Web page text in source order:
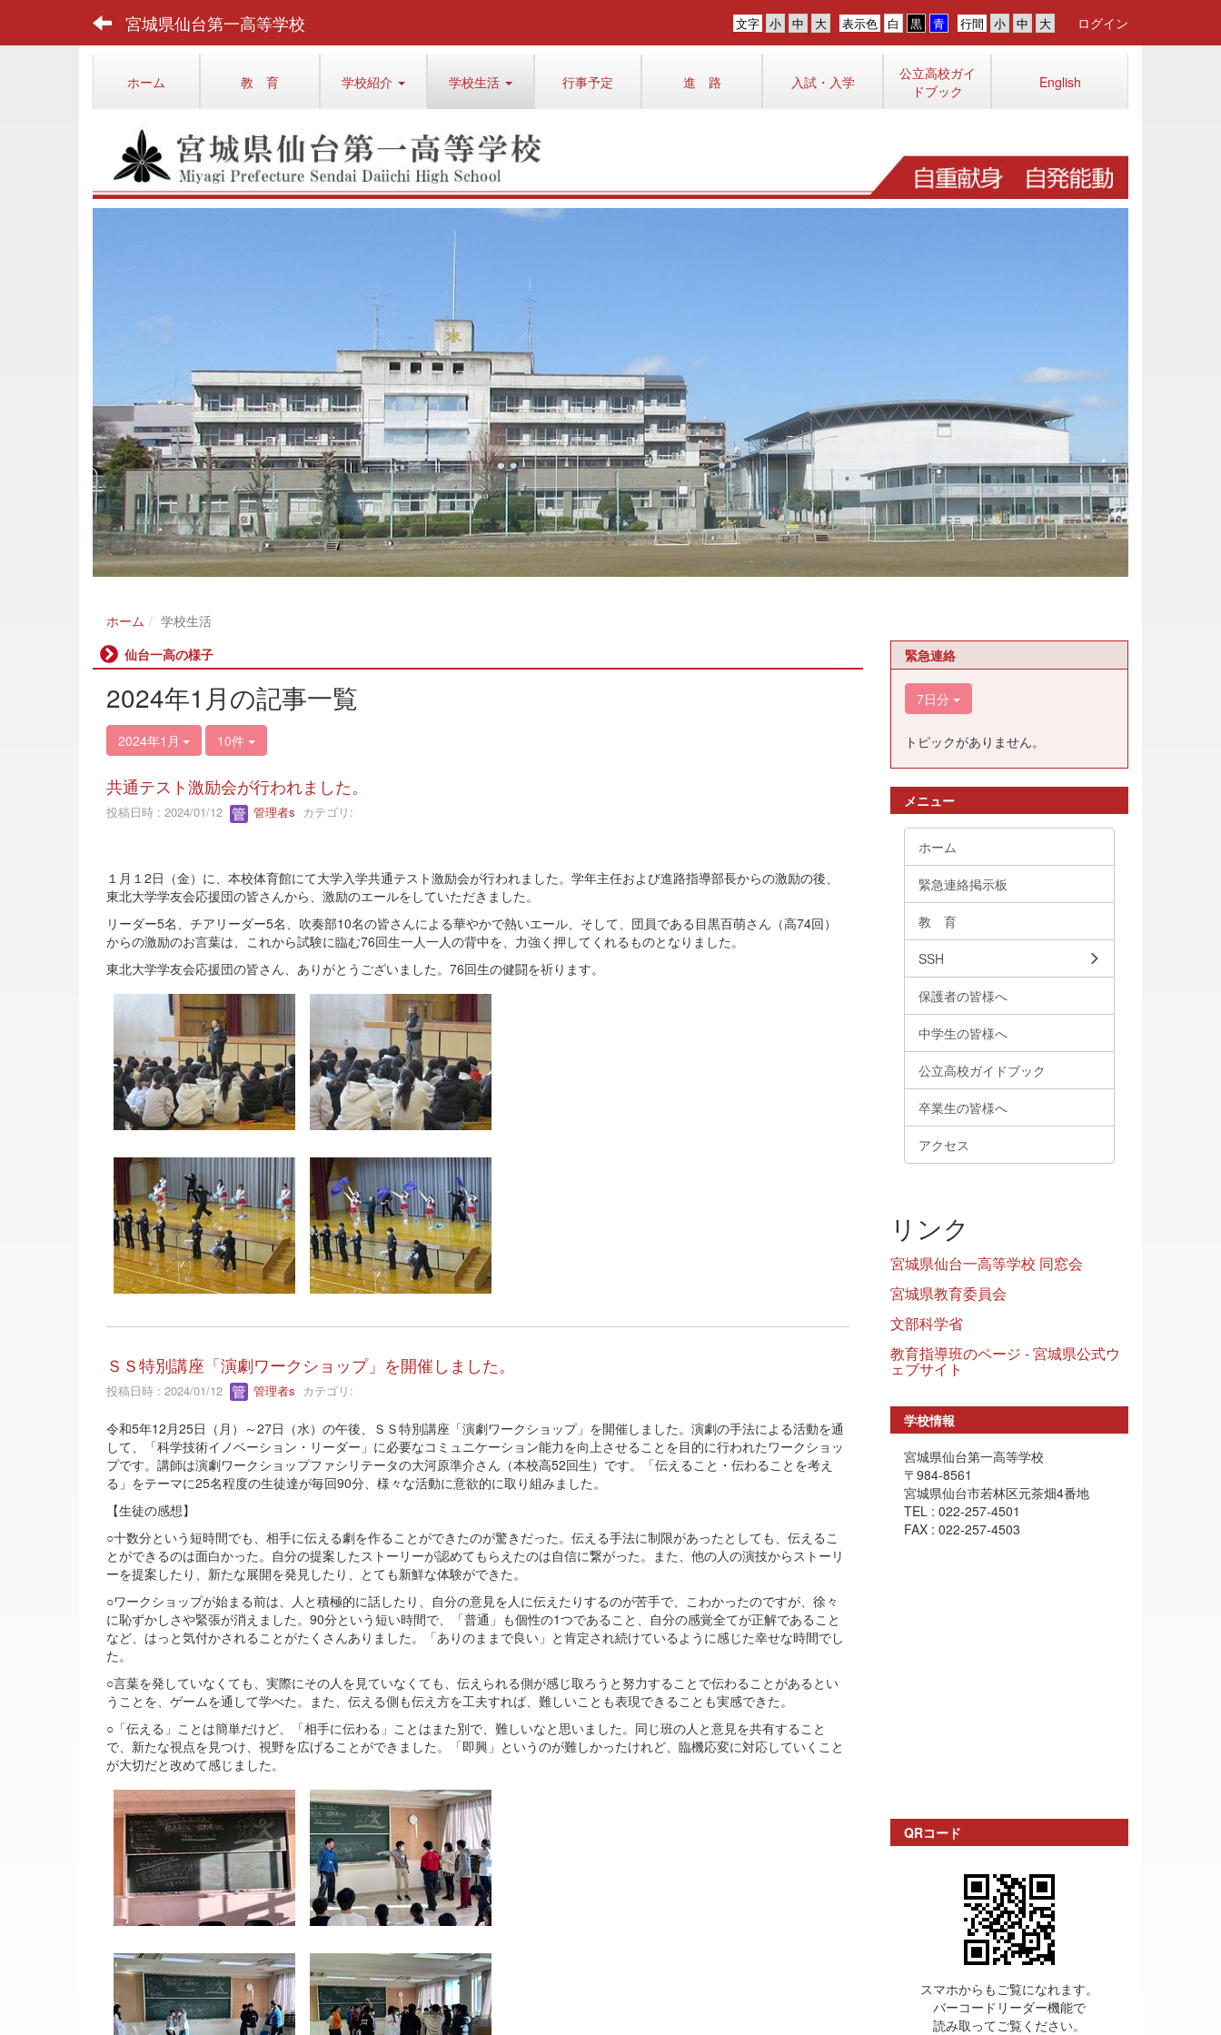
宮城県仙台第一高等学校 行間
表示色
文字 ログイン
ホーム 教 育 学校紹介 学校生活 行事予定 進 路 入試・入学
公立高校ガイ
ドブック
English
ホーム
学校生活
仙台一高の様子
2024年1月の記事一覧
2024年1月 10件
共通テスト激励会が行われました。
投稿日時 : 2024/01/12 管理者s カテゴリ:
１月１2日（金）に、本校体育館にて大学入学共通テスト激励会が行われました。学年主任および進路指導部長からの激励の後、
東北大学学友会応援団の皆さんから、激励のエールをしていただきました。
リーダー5名、チアリーダー5名、吹奏部10名の皆さんによる華やかで熱いエール、そして、団員である目黒百萌さん（高74回）
からの激励のお言葉は、これから試験に臨む76回生一人一人の背中を、力強く押してくれるものとなりました。
東北大学学友会応援団の皆さん、ありがとうございました。76回生の健闘を祈ります。
ＳＳ特別講座「演劇ワークショップ」を開催しました。
投稿日時 : 2024/01/12 管理者s カテゴリ:
令和5年12月25日（月）～27日（水）の午後、ＳＳ特別講座「演劇ワークショップ」を開催しました。演劇の手法による活動を通
して、「科学技術イノベーション・リーダー」に必要なコミュニケーション能力を向上させることを目的に行われたワークショッ
プです。講師は演劇ワークショップファシリテータの大河原準介さん（本校高52回生）です。「伝えること・伝わることを考え
る」をテーマに25名程度の生徒達が毎回90分、様々な活動に意欲的に取り組みました。
【生徒の感想】
○十数分という短時間でも、相手に伝える劇を作ることができたのが驚きだった。伝える手法に制限があったとしても、伝えるこ
とができるのは面白かった。自分の提案したストーリーが認めてもらえたのは自信に繋がった。また、他の人の演技からストーリ
ーを提案したり、新たな展開を発見したり、とても新鮮な体験ができた。
○ワークショップが始まる前は、人と積極的に話したり、自分の意見を人に伝えたりするのが苦手で、こわかったのですが、徐々
に恥ずかしさや緊張が消えました。90分という短い時間で、「普通」も個性の1つであること、自分の感覚全てが正解であること
など、はっと気付かされることがたくさんありました。「ありのままで良い」と肯定され続けているように感じた幸せな時間でし
た。
○言葉を発していなくても、実際にその人を見ていなくても、伝えられる側が感じ取ろうと努力することで伝わることがあるとい
うことを、ゲームを通して学べた。また、伝える側も伝え方を工夫すれば、難しいことも表現できることも実感できた。
○「伝える」ことは簡単だけど、「相手に伝わる」ことはまた別で、難しいなと思いました。同じ班の人と意見を共有すること
で、新たな視点を見つけ、視野を広げることができました。「即興」というのが難しかったけれど、臨機応変に対応していくこと
が大切だと改めて感じました。
緊急連絡
7日分
トピックがありません。
メニュー
ホーム
緊急連絡掲示板
教 育
SSH
保護者の皆様へ
中学生の皆様へ
公立高校ガイドブック
卒業生の皆様へ
アクセス
リンク
宮城県仙台一高等学校 同窓会
宮城県教育委員会
文部科学省
教育指導班のページ - 宮城県公式ウ
ェブサイト
学校情報
宮城県仙台第一高等学校
〒984-8561
宮城県仙台市若林区元茶畑4番地
TEL : 022-257-4501
FAX : 022-257-4503
QRコード
スマホからもご覧になれます。
バーコードリーダー機能で
読み取ってご覧ください。